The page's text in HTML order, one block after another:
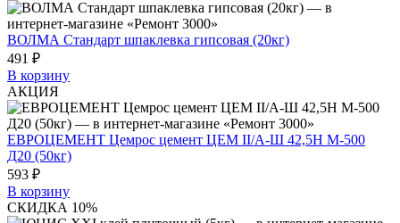
ВОЛМА Стандарт шпаклевка гипсовая (20кг)
491 ₽
В корзину
АКЦИЯ
ЕВРОЦЕМЕНТ Цемрос цемент ЦЕМ II/А-Ш 42,5Н М-500
Д20 (50кг)
593 ₽
В корзину
СКИДКА 10%